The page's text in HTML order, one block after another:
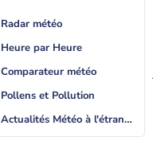
Radar météo
Heure par Heure
Comparateur météo
Pollens et Pollution
Actualités Météo à l'étranger